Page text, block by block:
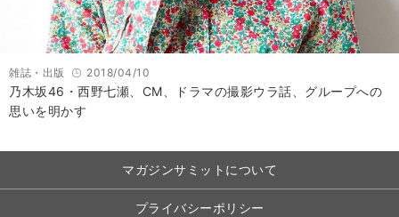
雑誌・出版 2018/04/10
乃木坂46・西野七瀬、CM、ドラマの撮影ウラ話、グループへの
思いを明かす
マガジンサミットについて
プライバシーポリシー